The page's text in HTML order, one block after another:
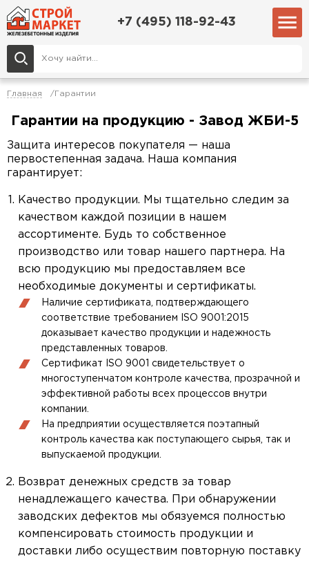
+7 (495) 118-92-43
Главная Гарантии
Гарантии на продукцию - Завод ЖБИ-5
Защита интересов покупателя — наша
первостепенная задача. Наша компания
гарантирует:
Качество продукции. Мы тщательно следим за
качеством каждой позиции в нашем
ассортименте. Будь то собственное
производство или товар нашего партнера. На
всю продукцию мы предоставляем все
необходимые документы и сертификаты.
Наличие сертификата, подтверждающего
соответствие требованием ISO 9001:2015
доказывает качество продукции и надежность
представленных товаров.
Сертификат ISO 9001 свидетельствует о
многоступенчатом контроле качества, прозрачной и
эффективной работы всех процессов внутри
компании.
На предприятии осуществляется поэтапный
контроль качества как поступающего сырья, так и
выпускаемой продукции.
Возврат денежных средств за товар
ненадлежащего качества. При обнаружении
заводских дефектов мы обязуемся полностью
компенсировать стоимость продукции и
доставки либо осуществим повторную поставку